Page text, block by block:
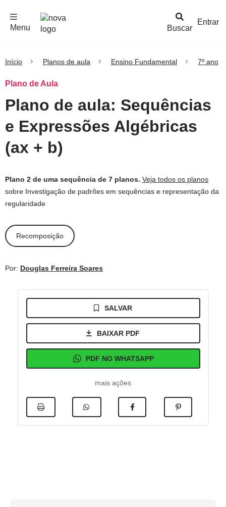
Buscar
Menu
Entrar
Início Planos de aula Ensino Fundamental 7º ano
Plano de Aula
Plano de aula: Sequências
e Expressões Algébricas
(ax + b)
Plano 2 de uma sequência de 7 planos. Veja todos os planos
sobre Investigação de padrões em sequências e representação da
regularidade
Recomposição
Por: Douglas Ferreira Soares
SALVAR
BAIXAR PDF
PDF NO WHATSAPP
mais ações